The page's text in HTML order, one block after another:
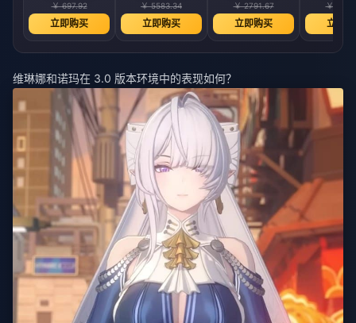
￥ 697.92
立即购买
￥ 5583.34
立即购买
￥ 2791.67
立即购买
￥
立即
维琳娜和诺玛在 3.0 版本环境中的表现如何？